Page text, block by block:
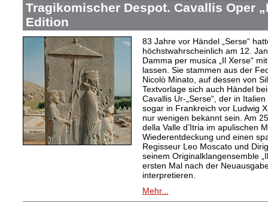
Tragikomischer Despot. Cavallis Oper
Edition
83 Jahre vor Händel „Serse“
höchstwahrscheinlich am 12.
Damma per musica „Il Xerse“
lassen. Sie stammen aus der
Nicolò Minato, auf dessen von
Textvorlage sich auch Händel
Cavallis Ur-„Serse“, der in
sogar in Frankreich vor Ludwig
nur wenigen bekannt sein. Am
della Valle d’Itria im apulischen
Wiederentdeckung und einen
Regisseur Leo Moscato und
seinem Originalklangensemble
ersten Mal nach der
interpretieren.
Mehr...